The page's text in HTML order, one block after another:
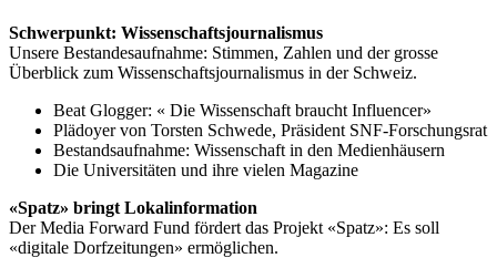
Schwerpunkt: Wissenschaftsjournalismus
Unsere Bestandesaufnahme: Stimmen, Zahlen und der grosse
Überblick zum Wissenschaftsjournalismus in der Schweiz.
Beat Glogger: « Die Wissenschaft braucht Influencer»
Plädoyer von Torsten Schwede, Präsident SNF-Forschungsrat
Bestandsaufnahme: Wissenschaft in den Medienhäusern
Die Universitäten und ihre vielen Magazine
«Spatz» bringt Lokalinformation
Der Media Forward Fund fördert das Projekt «Spatz»: Es soll
«digitale Dorfzeitungen» ermöglichen.